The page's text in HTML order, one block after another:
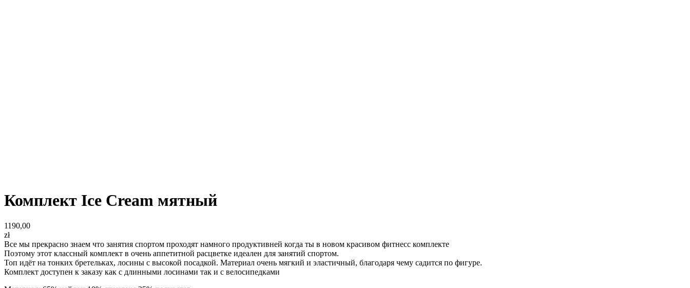
Комплект Ice Cream мятный
1190,00
zł
Все мы прекрасно знаем что занятия спортом проходят намного продуктивней когда ты в новом красивом фитнесс комплекте
Поэтому этот классный комплект в очень аппетитной расцветке идеален для занятий спортом.
Топ идёт на тонких бретельках, лосины с высокой посадкой. Материал очень мягкий и эластичный, благодаря чему садится по фигуре.
Комплект доступен к заказу как с длинными лосинами так и с велосипедками